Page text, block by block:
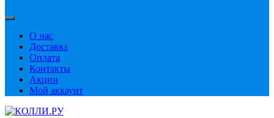
О нас
Доставка
Оплата
Контакты
Акции
Мой аккаунт